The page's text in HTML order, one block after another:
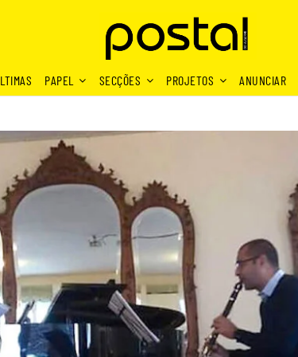
PAPEL SECÇÕES PROJETOS ANUNCIAR